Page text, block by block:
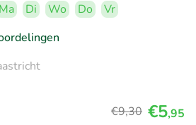
Ma Di Wo Do
Vr
€9,30 €5,95